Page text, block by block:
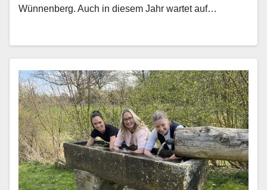
Wünnenberg. Auch in diesem Jahr wartet auf…